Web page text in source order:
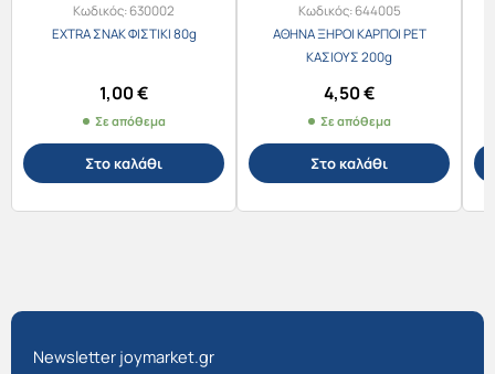
Κωδικός:630002
EXTRA ΣΝΑΚ ΦΙΣΤΙΚΙ 80g
1,00€
Σε απόθεμα
Στο καλάθι
Κωδικός:644005
ΑΘΗΝΑ ΞΗΡΟΙ ΚΑΡΠΟΙ PET
ΚΑΣΙΟΥΣ 200g
4,50€
Σε απόθεμα
Στο καλάθι
Newsletter joymarket.gr